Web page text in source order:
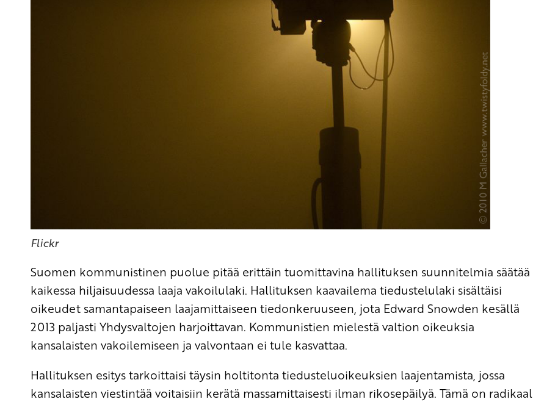
Flickr
Suomen kommunistinen puolue pitää erittäin tuomittavina hallituksen suunnitelmia säätää
kaikessa hiljaisuudessa laaja vakoilulaki. Hallituksen kaavailema tiedustelulaki sisältäisi
oikeudet samantapaiseen laajamittaiseen tiedonkeruuseen, jota Edward Snowden kesällä
2013 paljasti Yhdysvaltojen harjoittavan. Kommunistien mielestä valtion oikeuksia
kansalaisten vakoilemiseen ja valvontaan ei tule kasvattaa.
Hallituksen esitys tarkoittaisi täysin holtitonta tiedusteluoikeuksien laajentamista, jossa
kansalaisten viestintää voitaisiin kerätä massamittaisesti ilman rikosepäilyä. Tämä on